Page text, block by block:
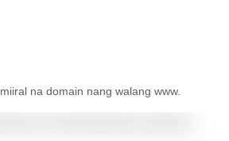
na domain nang walang www.